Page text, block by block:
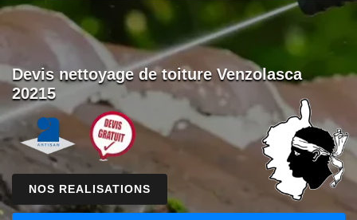
Devis nettoyage de toiture Venzolasca
20215
NOS REALISATIONS